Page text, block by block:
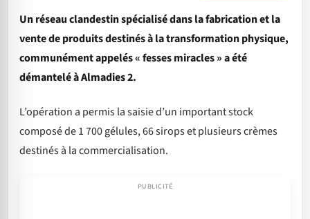
Un réseau clandestin spécialisé dans la fabrication et la
vente de produits destinés à la transformation physique,
communément appelés « fesses miracles » a été
démantelé à Almadies 2.
L’opération a permis la saisie d’un important stock
composé de 1 700 gélules, 66 sirops et plusieurs crèmes
destinés à la commercialisation.